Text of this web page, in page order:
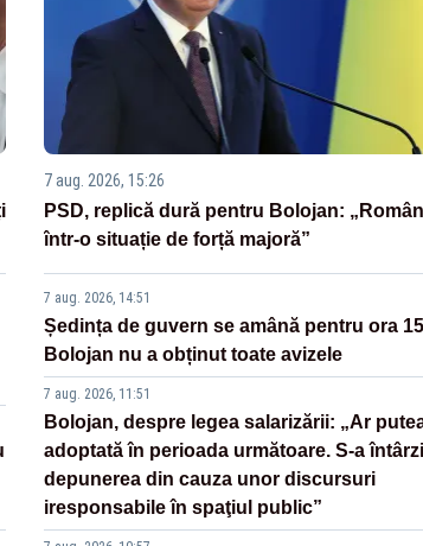
7 aug. 2026, 15:26
PSD, replică dură pentru Bolojan:
într-o situație de forță majoră”
7 aug. 2026, 14:51
Ședința de guvern se amână pentru ora
Bolojan nu a obținut toate avizele
7 aug. 2026, 11:51
Bolojan, despre legea salarizării: „Ar
adoptată în perioada următoare. S-a
depunerea din cauza unor discursuri
iresponsabile în spaţiul public”